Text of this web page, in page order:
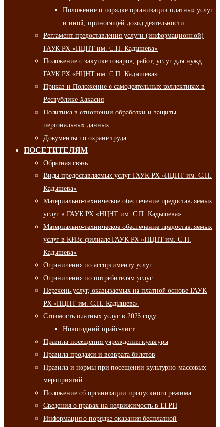
Положение о порядке организации платных услуг
и иной, приносящей доход деятельности
Регламент предоставления услуги (информационной)
ГАУК РХ «НЦНТ им. С.П. Кадышева»
Положение о закупке товаров, работ, услуг для нужд
ГАУК РХ «НЦНТ им. С.П. Кадышева»
Приказ и Положение о самодеятельных коллективах в
Республике Хакасия
Политика в отношении обработки и защиты
персональных данных
Документы по охране труда
ПОСЕТИТЕЛЯМ
Обратная связь
Виды предоставляемых услуг ГАУК РХ «НЦНТ им. С.П.
Кадышева»
Материально-техническое обеспечение предоставляемых
услуг в ГАУК РХ «НЦНТ им. С.П. Кадышева»
Материально-техническое обеспечение предоставляемых
услуг в КИЗе-филиале ГАУК РХ «НЦНТ им. С.П.
Кадышева»
Ограничения по ассортименту услуг
Ограничения по потребителям услуг
Перечень услуг, оказываемых на платной основе ГАУК
РХ «НЦНТ им. С.П. Кадышева»
Стоимость платных услуг в 2026 году
Новогодний прайс-лист
Правила посещения учреждения культуры
Правила продажи и возврата билетов
Правила и нормы при посещении культурно-массовых
мероприятий
Положение об организации пропускного режима
Сведения о правах на недвижимость в ЕГРН
Информация о порядке оказания бесплатной